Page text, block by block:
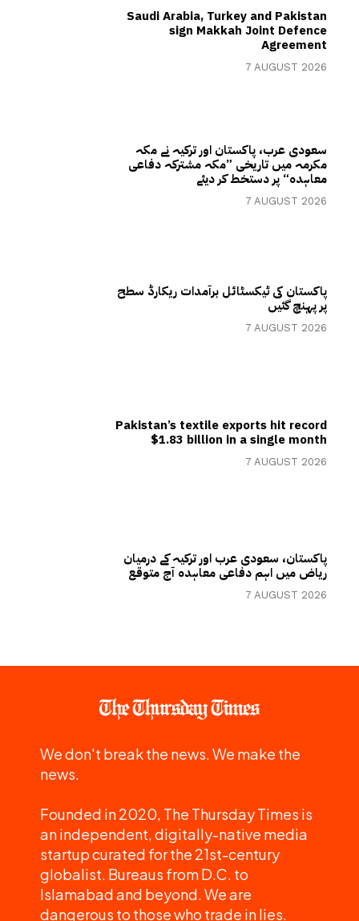
Saudi Arabia, Turkey and Pakistan
sign Makkah Joint Defence
Agreement
7 AUGUST 2026
سعودی عرب، پاکستان اور ترکیہ نے مکہ
مکرمہ میں تاریخی ”مکہ مشترکہ دفاعی
معاہدہ“ پر دستخط کر دیئے
7 AUGUST 2026
پاکستان کی ٹیکسٹائل برآمدات ریکارڈ سطح
پر پہنچ گئیں
7 AUGUST 2026
Pakistan’s textile exports hit record
$1.83 billion in a single month
7 AUGUST 2026
پاکستان، سعودی عرب اور ترکیہ کے درمیان
ریاض میں اہم دفاعی معاہدہ آج متوقع
7 AUGUST 2026
We don't break the news. We make the
news.
Founded in 2020, The Thursday Times is
an independent, digitally-native media
startup curated for the 21st-century
globalist. Bureaus from D.C. to
Islamabad and beyond. We are
dangerous to those who trade in lies.